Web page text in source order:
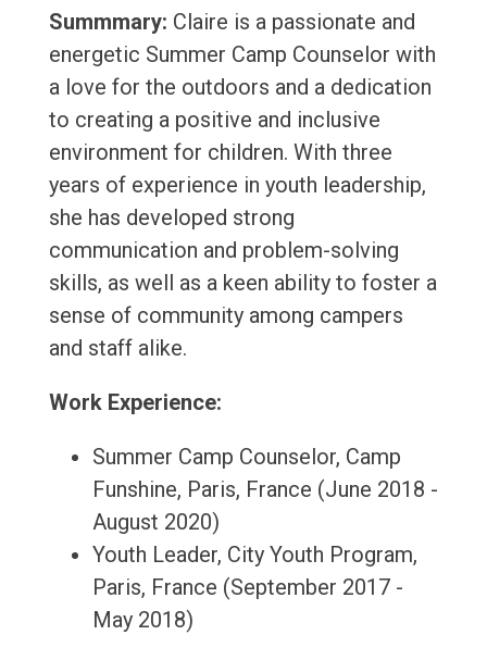
Summmary: Claire is a passionate and
energetic Summer Camp Counselor with
a love for the outdoors and a dedication
to creating a positive and inclusive
environment for children. With three
years of experience in youth leadership,
she has developed strong
communication and problem-solving
skills, as well as a keen ability to foster a
sense of community among campers
and staff alike.
Work Experience:
Summer Camp Counselor, Camp
Funshine, Paris, France (June 2018 -
August 2020)
Youth Leader, City Youth Program,
Paris, France (September 2017 -
May 2018)